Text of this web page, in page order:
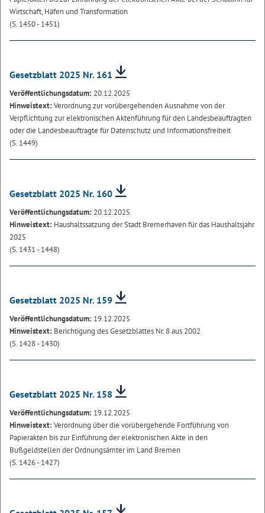
Wirtschaft, Häfen und Transformation
(S. 1450 - 1451)
Gesetzblatt 2025 Nr. 161
Veröffentlichungsdatum: 20.12.2025
Hinweistext:Verordnung zur vorübergehenden Ausnahme von der
Verpflichtung zur elektronischen Aktenführung für den Landesbeauftragten
oder die Landesbeauftragte für Datenschutz und Informationsfreiheit
(S. 1449)
Gesetzblatt 2025 Nr. 160
Veröffentlichungsdatum: 20.12.2025
Hinweistext: Haushaltssatzung der Stadt Bremerhaven für das Haushaltsjahr
2025
(S. 1431 - 1448)
Gesetzblatt 2025 Nr. 159
Veröffentlichungsdatum: 19.12.2025
Hinweistext: Berichtigung des Gesetzblattes Nr. 8 aus 2002
(S. 1428 - 1430)
Gesetzblatt 2025 Nr. 158
Veröffentlichungsdatum: 19.12.2025
Hinweistext:Verordnung über die vorübergehende Fortführung von
Papierakten bis zur Einführung der elektronischen Akte in den
Bußgeldstellen der Ordnungsämter im Land Bremen
(S. 1426 - 1427)